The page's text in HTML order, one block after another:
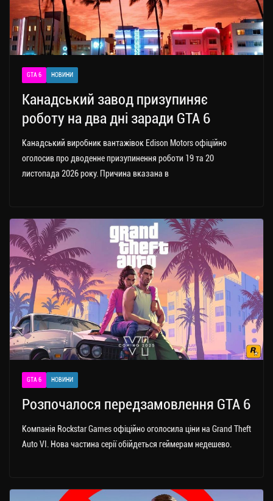
GTA 6 НОВИНИ
Канадський завод призупиняє
роботу на два дні заради GTA 6
Канадський виробник вантажівок Edison Motors офіційно
оголосив про дводенне призупинення роботи 19 та 20
листопада 2026 року. Причина вказана в
GTA 6 НОВИНИ
Розпочалося передзамовлення GTA 6
Компанія Rockstar Games офіційно оголосила ціни на Grand Theft
Auto VI. Нова частина серії обійдеться геймерам недешево.